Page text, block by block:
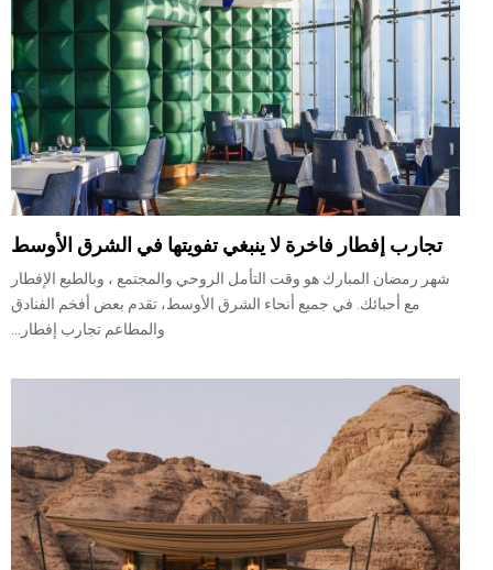
تجارب إفطار فاخرة لا ينبغي تفويتها في الشرق الأوسط
شهر رمضان المبارك هو وقت التأمل الروحي والمجتمع ، وبالطبع الإفطار
مع أحبائك. في جميع أنحاء الشرق الأوسط، تقدم بعض أفخم الفنادق
والمطاعم تجارب إفطار...